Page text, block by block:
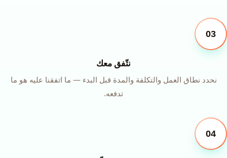
03
نتّفق معك
نحدد نطاق العمل والتكلفة والمدة قبل البدء — ما اتفقنا عليه هو ما
تدفعه.
04